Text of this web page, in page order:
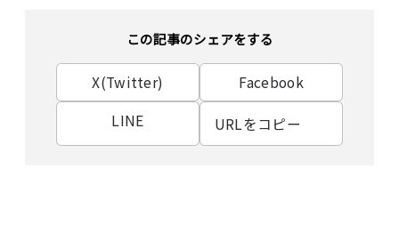
この記事のシェアをする
X(Twitter)
Facebook
LINE
URLをコピー